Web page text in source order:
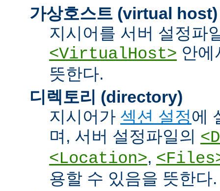
가상호스트 (virtual host)
지시어를 서버 설정파
<VirtualHost> 안에
뜻한다.
디렉토리 (directory)
지시어가 섹션 설정에
며, 서버 설정파일의
<Location>,
용할 수 있음을 뜻한다.